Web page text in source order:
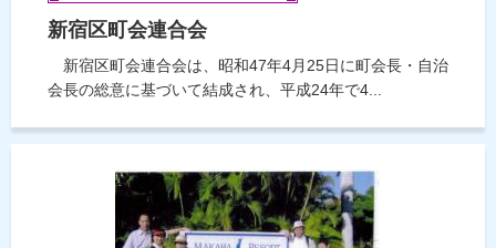
新宿区町会連合会
新宿区町会連合会は、昭和47年4月25日に町会長・自治
会長の総意に基づいて結成され、平成24年で4...